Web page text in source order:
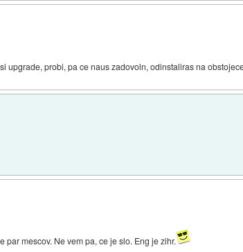
upgrade, probi, pa ce naus zadovoln, odinstaliras na
par mescov. Ne vem pa, ce je slo. Eng je zihr.